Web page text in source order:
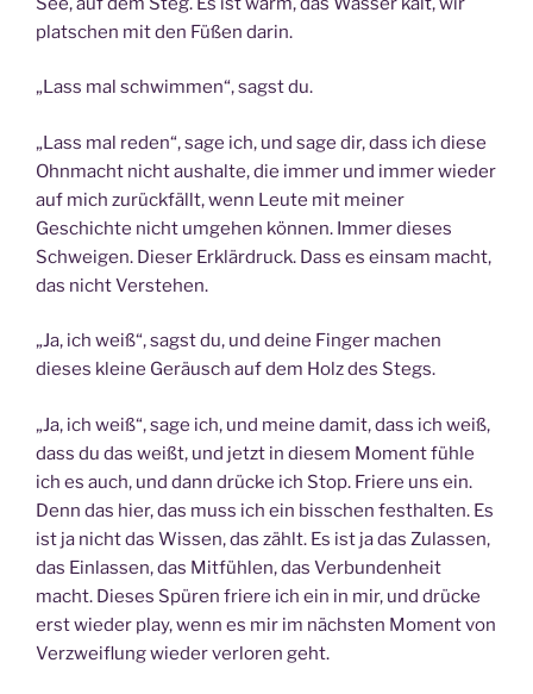
platschen mit den Füßen darin.
„Lass mal schwimmen“, sagst du.
„Lass mal reden“, sage ich, und sage dir, dass ich diese
Ohnmacht nicht aushalte, die immer und immer wieder
auf mich zurückfällt, wenn Leute mit meiner
Geschichte nicht umgehen können. Immer dieses
Schweigen. Dieser Erklärdruck. Dass es einsam macht,
das nicht Verstehen.
„Ja, ich weiß“, sagst du, und deine Finger machen
dieses kleine Geräusch auf dem Holz des Stegs.
„Ja, ich weiß“, sage ich, und meine damit, dass ich weiß,
dass du das weißt, und jetzt in diesem Moment fühle
ich es auch, und dann drücke ich Stop. Friere uns ein.
Denn das hier, das muss ich ein bisschen festhalten. Es
ist ja nicht das Wissen, das zählt. Es ist ja das Zulassen,
das Einlassen, das Mitfühlen, das Verbundenheit
macht. Dieses Spüren friere ich ein in mir, und drücke
erst wieder play, wenn es mir im nächsten Moment von
Verzweiflung wieder verloren geht.